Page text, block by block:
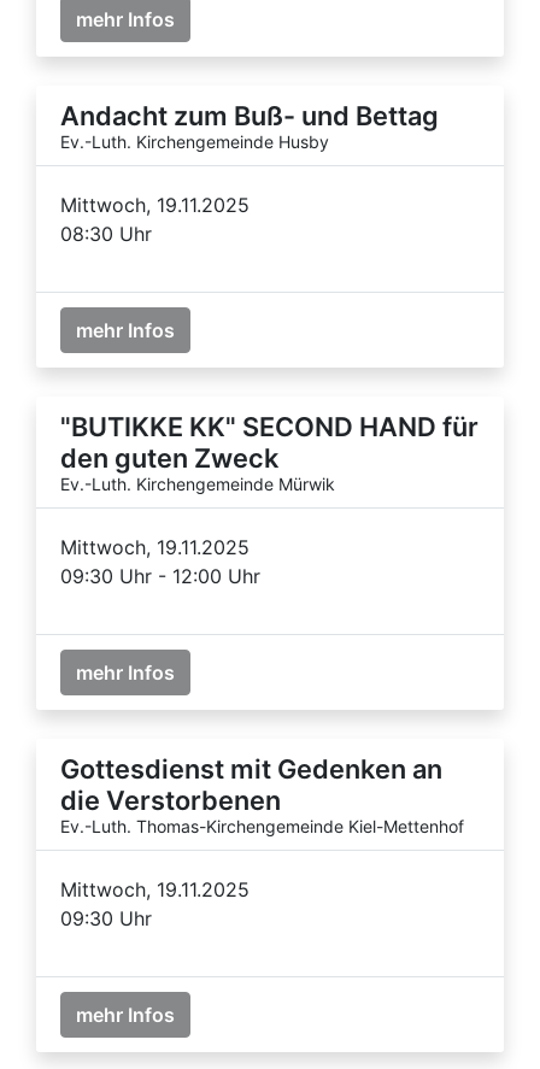
mehr Infos
Andacht zum Buß- und Bettag
Ev.-Luth. Kirchengemeinde Husby
Mittwoch, 19.11.2025
08:30 Uhr
mehr Infos
"BUTIKKE KK" SECOND HAND für
den guten Zweck
Ev.-Luth. Kirchengemeinde Mürwik
Mittwoch, 19.11.2025
09:30 Uhr - 12:00 Uhr
mehr Infos
Gottesdienst mit Gedenken an
die Verstorbenen
Ev.-Luth. Thomas-Kirchengemeinde Kiel-Mettenhof
Mittwoch, 19.11.2025
09:30 Uhr
mehr Infos